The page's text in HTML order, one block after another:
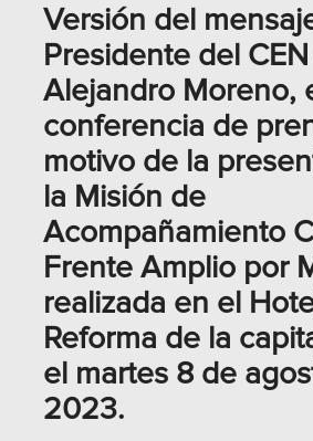
Versión del
Presidente del
Alejandro Moreno,
conferencia de
motivo de la
la Misión de
Acompañamiento
Frente Amplio por
realizada en el
Reforma de la
el martes 8 de
2023.